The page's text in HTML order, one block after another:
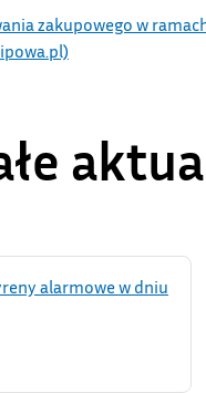
zakupowego w
alarmowe w dniu